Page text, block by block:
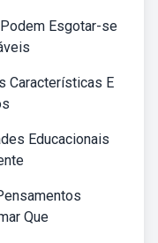
Esgotar-se
Características E
Educacionais
Que